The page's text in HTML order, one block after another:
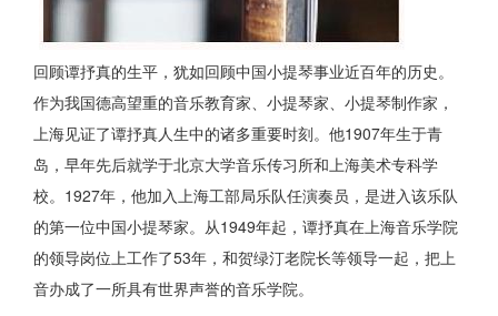
回顾谭抒真的生平，犹如回顾中国小提琴事业近百年的历史。
作为我国德高望重的音乐教育家、小提琴家、小提琴制作家，
上海见证了谭抒真人生中的诸多重要时刻。他1907年生于青
岛，早年先后就学于北京大学音乐传习所和上海美术专科学
校。1927年，他加入上海工部局乐队任演奏员，是进入该乐队
的第一位中国小提琴家。从1949年起，谭抒真在上海音乐学院
的领导岗位上工作了53年，和贺绿汀老院长等领导一起，把上
音办成了一所具有世界声誉的音乐学院。